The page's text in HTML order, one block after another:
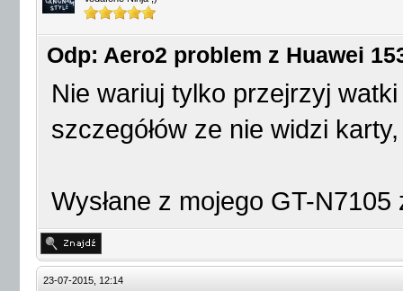
Odp: Aero2 problem z Huawei
Nie wariuj tylko przejrzyj
szczegółów ze nie widzi
Wysłane z mojego GT-
23-07-2015, 12:14